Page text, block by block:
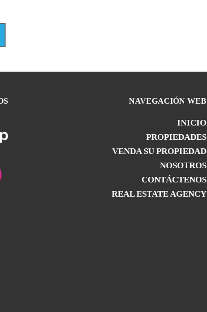
NAVEGACIÓN WEB
INICIO
PROPIEDADES
VENDA SU PROPIEDAD
NOSOTROS
CONTÁCTENOS
REAL ESTATE AGENCY